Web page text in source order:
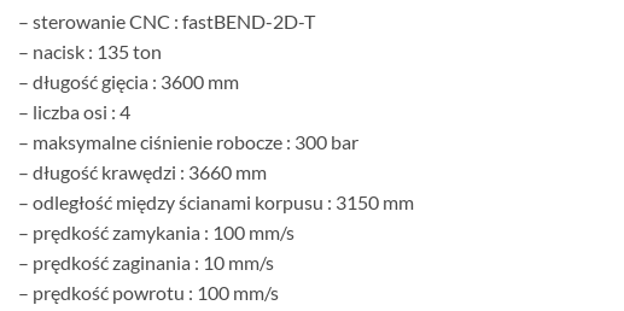
– sterowanie CNC : fastBEND-2D-T
– nacisk : 135 ton
– długość gięcia : 3600 mm
– liczba osi : 4
– maksymalne ciśnienie robocze : 300 bar
– długość krawędzi : 3660 mm
– odległość między ścianami korpusu : 3150 mm
– prędkość zamykania : 100 mm/s
– prędkość zaginania : 10 mm/s
– prędkość powrotu : 100 mm/s